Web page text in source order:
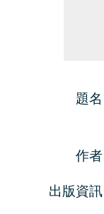
題名
作者
出版資訊